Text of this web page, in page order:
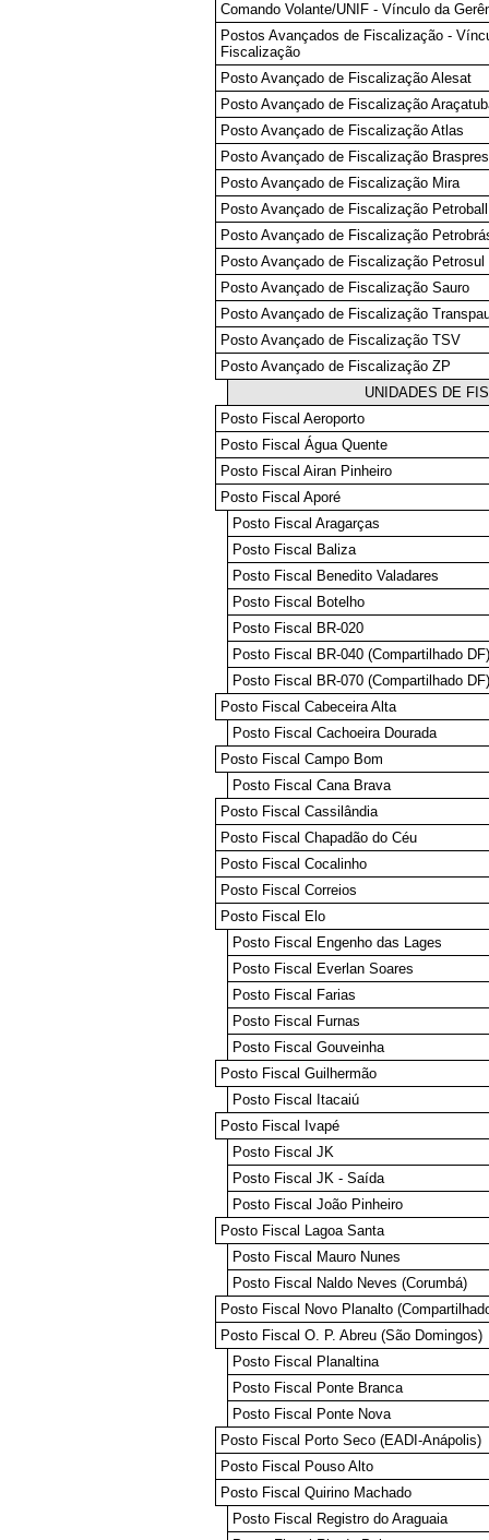
Comando Volante/UNIF - Vínculo da
Postos Avançados de Fiscalização -
Fiscalização
Posto Avançado de Fiscalização Alesat
Posto Avançado de Fiscalização
Posto Avançado de Fiscalização Atlas
Posto Avançado de Fiscalização
Posto Avançado de Fiscalização Mira
Posto Avançado de Fiscalização Petroball
Posto Avançado de Fiscalização
Posto Avançado de Fiscalização Petrosul
Posto Avançado de Fiscalização Sauro
Posto Avançado de Fiscalização
Posto Avançado de Fiscalização TSV
Posto Avançado de Fiscalização ZP
UNIDADES DE
Posto Fiscal Aeroporto
Posto Fiscal Água Quente
Posto Fiscal Airan Pinheiro
Posto Fiscal Aporé
Posto Fiscal Aragarças
Posto Fiscal Baliza
Posto Fiscal Benedito Valadares
Posto Fiscal Botelho
Posto Fiscal BR-020
Posto Fiscal BR-040 (Compartilhado
Posto Fiscal BR-070 (Compartilhado
Posto Fiscal Cabeceira Alta
Posto Fiscal Cachoeira Dourada
Posto Fiscal Campo Bom
Posto Fiscal Cana Brava
Posto Fiscal Cassilândia
Posto Fiscal Chapadão do Céu
Posto Fiscal Cocalinho
Posto Fiscal Correios
Posto Fiscal Elo
Posto Fiscal Engenho das Lages
Posto Fiscal Everlan Soares
Posto Fiscal Farias
Posto Fiscal Furnas
Posto Fiscal Gouveinha
Posto Fiscal Guilhermão
Posto Fiscal Itacaiú
Posto Fiscal Ivapé
Posto Fiscal JK
Posto Fiscal JK - Saída
Posto Fiscal João Pinheiro
Posto Fiscal Lagoa Santa
Posto Fiscal Mauro Nunes
Posto Fiscal Naldo Neves (Corumbá)
Posto Fiscal Novo Planalto
Posto Fiscal O. P. Abreu (São Domingos)
Posto Fiscal Planaltina
Posto Fiscal Ponte Branca
Posto Fiscal Ponte Nova
Posto Fiscal Porto Seco (EADI-Anápolis)
Posto Fiscal Pouso Alto
Posto Fiscal Quirino Machado
Posto Fiscal Registro do Araguaia